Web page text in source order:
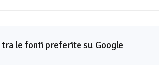
tra le fonti preferite su Google